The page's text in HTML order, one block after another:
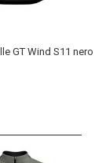
GT Wind S11 nero